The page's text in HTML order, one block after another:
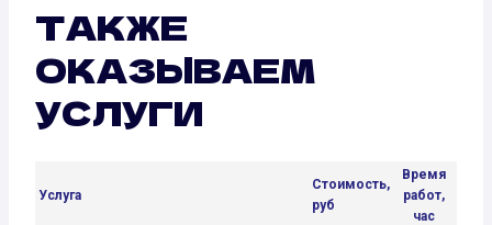
ТАКЖЕ
ОКАЗЫВАЕМ
УСЛУГИ
Услуга
Стоимость,
руб
Время
работ,
час